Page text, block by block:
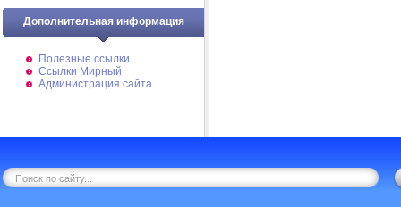
Дополнительная информация
Полезные ссылки
Ссылки Мирный
Администрация сайта